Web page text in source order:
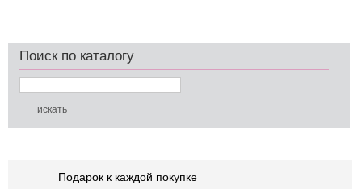
Поиск по каталогу
Подарок к каждой покупке